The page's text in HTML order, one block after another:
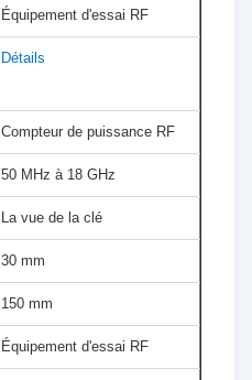
Équipement d'essai RF
Détails
Compteur de puissance RF
50 MHz à 18 GHz
La vue de la clé
30 mm
150 mm
Équipement d'essai RF